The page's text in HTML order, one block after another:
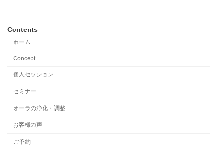
Contents
ホーム
Concept
個人セッション
セミナー
オーラの浄化・調整
お客様の声
ご予約